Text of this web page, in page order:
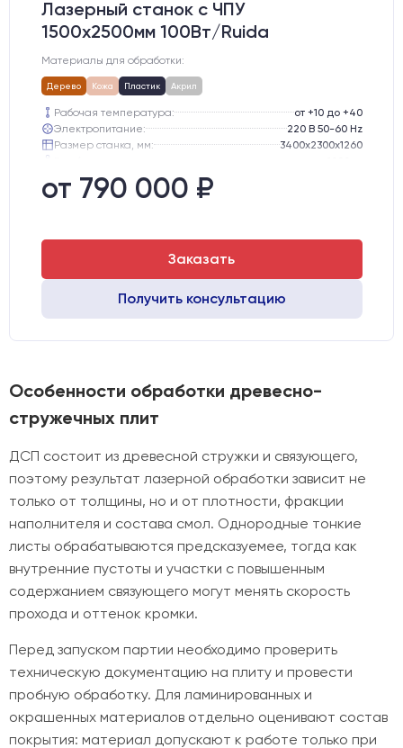
Лазерный станок c ЧПУ
1500х2500мм 100Вт/Ruida
Материалы для обработки:
Дерево Кожа Пластик Акрил
Рабочая температура:
от +10 до +40
Электропитание:
220 В 50-60 Hz
Размер станка, мм:
3400х2300х1260
Направляющие оси Y:
Направляющие оси Х:
от 790 000 ₽
Заказать
Получить консультацию
Особенности обработки древесно-
стружечных плит
ДСП состоит из древесной стружки и связующего,
поэтому результат лазерной обработки зависит не
только от толщины, но и от плотности, фракции
наполнителя и состава смол. Однородные тонкие
листы обрабатываются предсказуемее, тогда как
внутренние пустоты и участки с повышенным
содержанием связующего могут менять скорость
прохода и оттенок кромки.
Перед запуском партии необходимо проверить
техническую документацию на плиту и провести
пробную обработку. Для ламинированных и
окрашенных материалов отдельно оценивают состав
покрытия: материал допускают к работе только при